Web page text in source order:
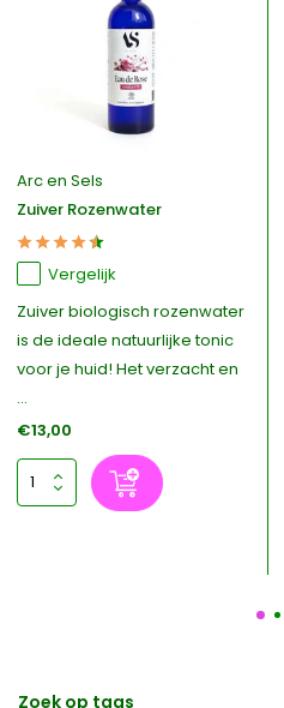
Arc en Sels
Zuiver Rozenwater
Vergelijk
Zuiver biologisch rozenwater
is de ideale natuurlijke tonic
voor je huid! Het verzacht en
...
€13,00
Zoek op tags